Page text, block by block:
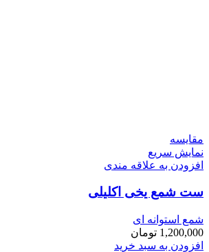
مقايسه
نمایش سریع
افزودن به علاقه مندی
ست شمع یخی اکلیلی
شمع استوانه ای
1,200,000 تومان
افزودن به سبد خرید